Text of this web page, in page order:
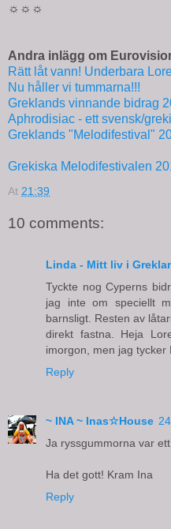
☼☼☼
Andra inlägg om
Rätt låt vann! Underbara
Nu håller vi tummarna!!!
Greklands vinnande bidrag
Aphrodisiac - ett svensk/
Greklands "Melodifestival"
Grekiska Melodifestivalen
At 21:39
10 comments:
Linda - Mitt liv i
Tyckte nog Cyperns
jag inte om speciellt
barnsligt. Resten av
direkt fastna. Heja
imorgon, men jag
Reply
~ INA ~ Inas☆House
Ja ryssgummorna var
Ha det gott! Kram Ina
Reply